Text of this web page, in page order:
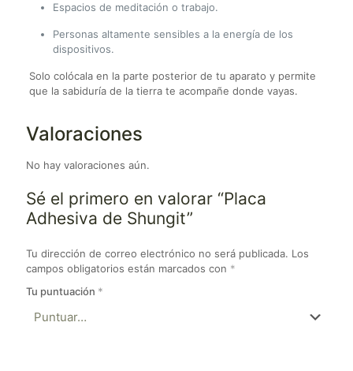
Espacios de meditación o trabajo.
Personas altamente sensibles a la energía de los
dispositivos.
Solo colócala en la parte posterior de tu aparato y permite
que la sabiduría de la tierra te acompañe donde vayas.
Valoraciones
No hay valoraciones aún.
Sé el primero en valorar “Placa
Adhesiva de Shungit”
Tu dirección de correo electrónico no será publicada. Los
campos obligatorios están marcados con *
Tu puntuación *